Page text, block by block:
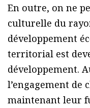
En outre, on ne
culturelle du
développement
territorial est
développement.
l’engagement de
maintenant leur